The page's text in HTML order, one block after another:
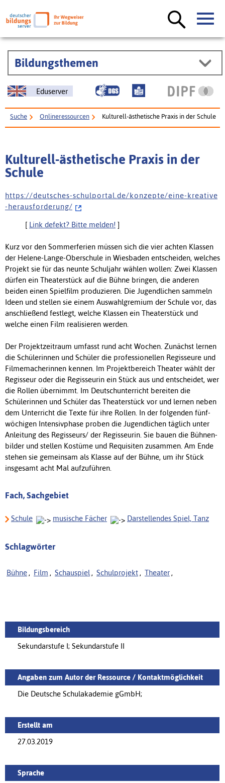
Bildungsthemen
Eduserver
Suche Onlineressourcen Kulturell-ästhetische Praxis in der Schule
Kulturell-ästhetische Praxis in der
Schule
h t t p s : / / d e u t s c h e s - s c h u l p o r t a l . d e / k o n z e p t e / e i n e - k r e a t i v e
- h e r a u s f o r d e r u n g /
[ Link defekt? Bitte melden! ]
Kurz vor den Sommerferien müssen sich die vier achten Klassen
der Helene-Lange-Ober­schule in Wiesbaden entscheiden, welches
Projekt sie für das neunte Schul­jahr wählen wollen: Zwei Klassen
dürfen ein Theater­stück auf die Bühne bringen, die anderen
beiden einen Spiel­film produzieren. Die Jugendlichen sammeln
Ideen und stellen sie einem Auswahl­gremium der Schule vor, das
anschließend fest­legt, welche Klassen ein Theater­stück und
welche einen Film realisieren werden.
Der Projekt­zeit­raum umfasst rund acht Wochen. Zunächst lernen
die Schülerinnen und Schüler die professionellen Regisseure und
Filme­macherinnen kennen. Im Projekt­bereich Theater wählt der
Regisseur oder die Regisseurin ein Stück aus und entscheidet, wer
die Rollen über­nimmt. Im Deutsch­unterricht bereiten die
Schülerinnen und Schüler das Theater­stück vor und lernen neben
dem Unterricht die Texte für ihre Rollen. In der folgenden fünf­
wöchigen Intensiv­phase proben die Jugendlichen täglich unter
Anleitung des Regisseurs/ der Regisseurin. Sie bauen die Bühnen­
bilder und stellen Kostüme und Requisiten zusammen. Am Ende
stehen sie gemeinsam als Klasse auf der Bühne, um ihr Stück
insgesamt acht Mal aufzuführen.
Fach, Sachgebiet
Schule musische Fächer Darstellendes Spiel, Tanz
Schlagwörter
Bühne , Film , Schauspiel , Schulprojekt , Theater ,
Bildungsbereich
Sekundarstufe I; Sekundarstufe II
Angaben zum Autor der Ressource / Kontaktmöglichkeit
Die Deutsche Schulakademie gGmbH;
Erstellt am
27.03.2019
Sprache